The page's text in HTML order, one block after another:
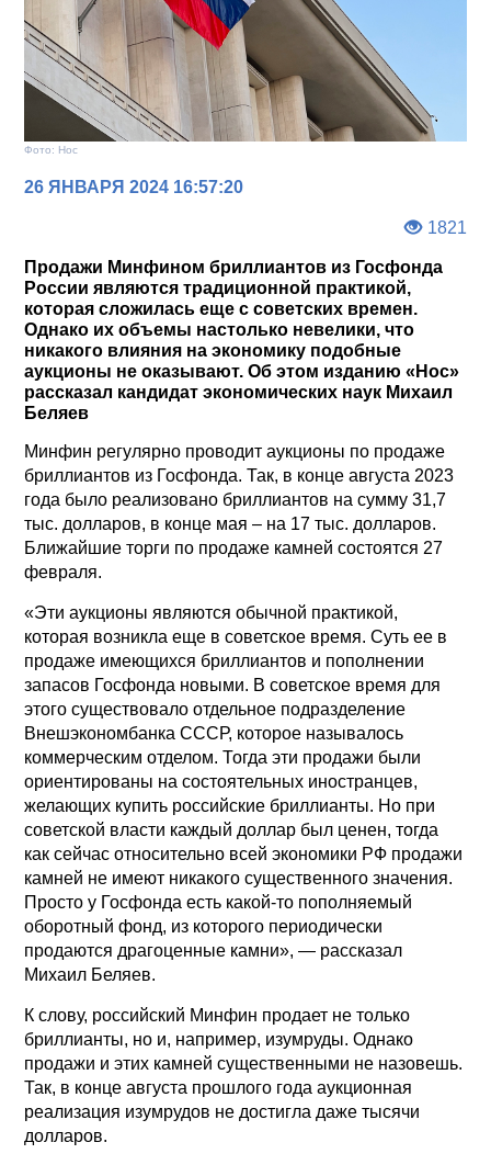
Фото: Нос
26 ЯНВАРЯ 2024 16:57:20
1821
Продажи Минфином бриллиантов из Госфонда
России являются традиционной практикой,
которая сложилась еще с советских времен.
Однако их объемы настолько невелики, что
никакого влияния на экономику подобные
аукционы не оказывают. Об этом изданию «Нос»
рассказал кандидат экономических наук Михаил
Беляев
Минфин регулярно проводит аукционы по продаже
бриллиантов из Госфонда. Так, в конце августа 2023
года было реализовано бриллиантов на сумму 31,7
тыс. долларов, в конце мая – на 17 тыс. долларов.
Ближайшие торги по продаже камней состоятся 27
февраля.
«Эти аукционы являются обычной практикой,
которая возникла еще в советское время. Суть ее в
продаже имеющихся бриллиантов и пополнении
запасов Госфонда новыми. В советское время для
этого существовало отдельное подразделение
Внешэкономбанка СССР, которое называлось
коммерческим отделом. Тогда эти продажи были
ориентированы на состоятельных иностранцев,
желающих купить российские бриллианты. Но при
советской власти каждый доллар был ценен, тогда
как сейчас относительно всей экономики РФ продажи
камней не имеют никакого существенного значения.
Просто у Госфонда есть какой-то пополняемый
оборотный фонд, из которого периодически
продаются драгоценные камни», — рассказал
Михаил Беляев.
К слову, российский Минфин продает не только
бриллианты, но и, например, изумруды. Однако
продажи и этих камней существенными не назовешь.
Так, в конце августа прошлого года аукционная
реализация изумрудов не достигла даже тысячи
долларов.